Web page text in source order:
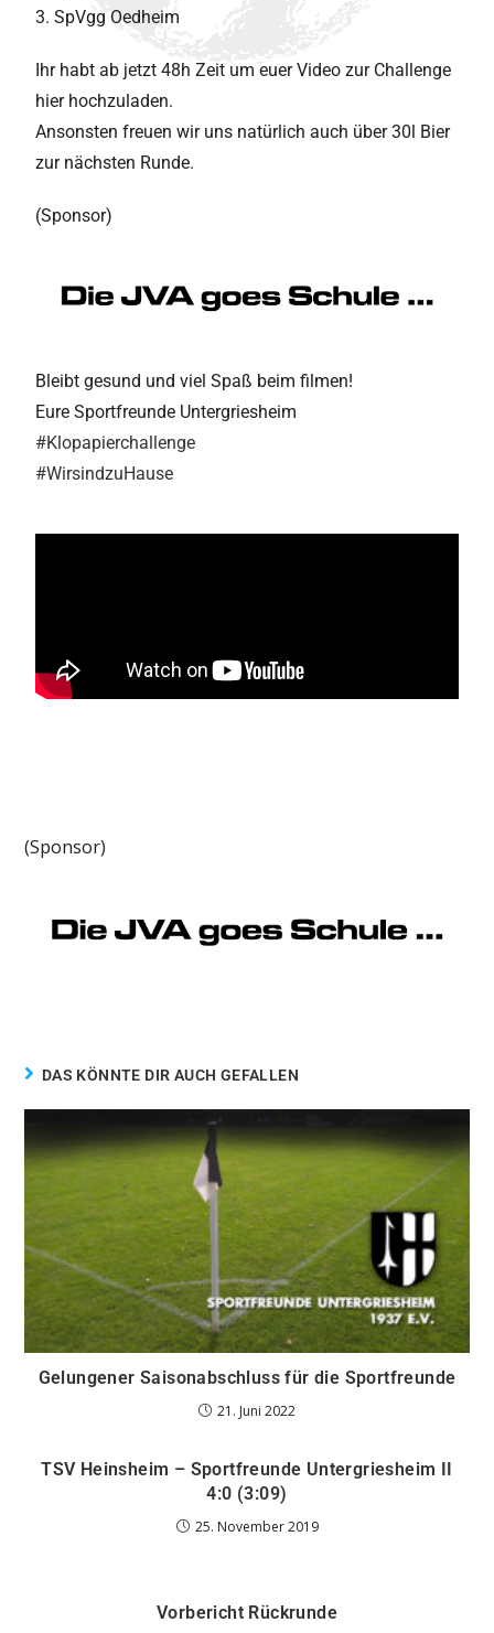
3. SpVgg Oedheim
Ihr habt ab jetzt 48h Zeit um euer Video zur Challenge
hier hochzuladen.
Ansonsten freuen wir uns natürlich auch über 30l Bier
zur nächsten Runde.
(Sponsor)
Bleibt gesund und viel Spaß beim filmen!
Eure Sportfreunde Untergriesheim
#Klopapierchallenge
#WirsindzuHause
(Sponsor)
DAS KÖNNTE DIR AUCH GEFALLEN
Gelungener Saisonabschluss für die Sportfreunde
21. Juni 2022
TSV Heinsheim – Sportfreunde Untergriesheim II
4:0 (3:09)
25. November 2019
Vorbericht Rückrunde